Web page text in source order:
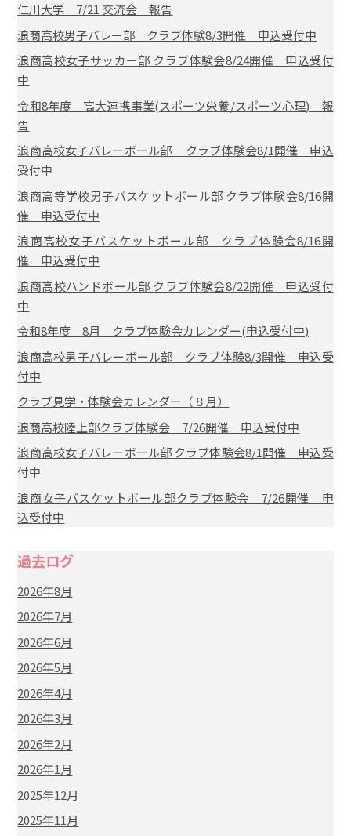
仁川大学 7/21 交流会 報告
浪商高校男子バレー部 クラブ体験8/3開催 申込受付中
浪商高校女子サッカー部 クラブ体験会8/24開催 申込受付
中
令和8年度 高大連携事業(スポーツ栄養/スポーツ心理) 報
告
浪商高校女子バレーボール部 クラブ体験会8/1開催 申込
受付中
浪商高等学校男子バスケットボール部 クラブ体験会8/16開
催 申込受付中
浪商高校女子バスケットボール部 クラブ体験会8/16開
催 申込受付中
浪商高校ハンドボール部 クラブ体験会8/22開催 申込受付
中
令和8年度 8月 クラブ体験会カレンダー(申込受付中)
浪商高校男子バレーボール部 クラブ体験8/3開催 申込受
付中
クラブ見学・体験会カレンダー（８月）
浪商高校陸上部クラブ体験会 7/26開催 申込受付中
浪商高校女子バレーボール部 クラブ体験会8/1開催 申込受
付中
浪商女子バスケットボール部クラブ体験会 7/26開催 申
込受付中
過去ログ
2026年8月
2026年7月
2026年6月
2026年5月
2026年4月
2026年3月
2026年2月
2026年1月
2025年12月
2025年11月